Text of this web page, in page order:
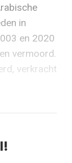
in
en 2020
vermoord.
verkracht